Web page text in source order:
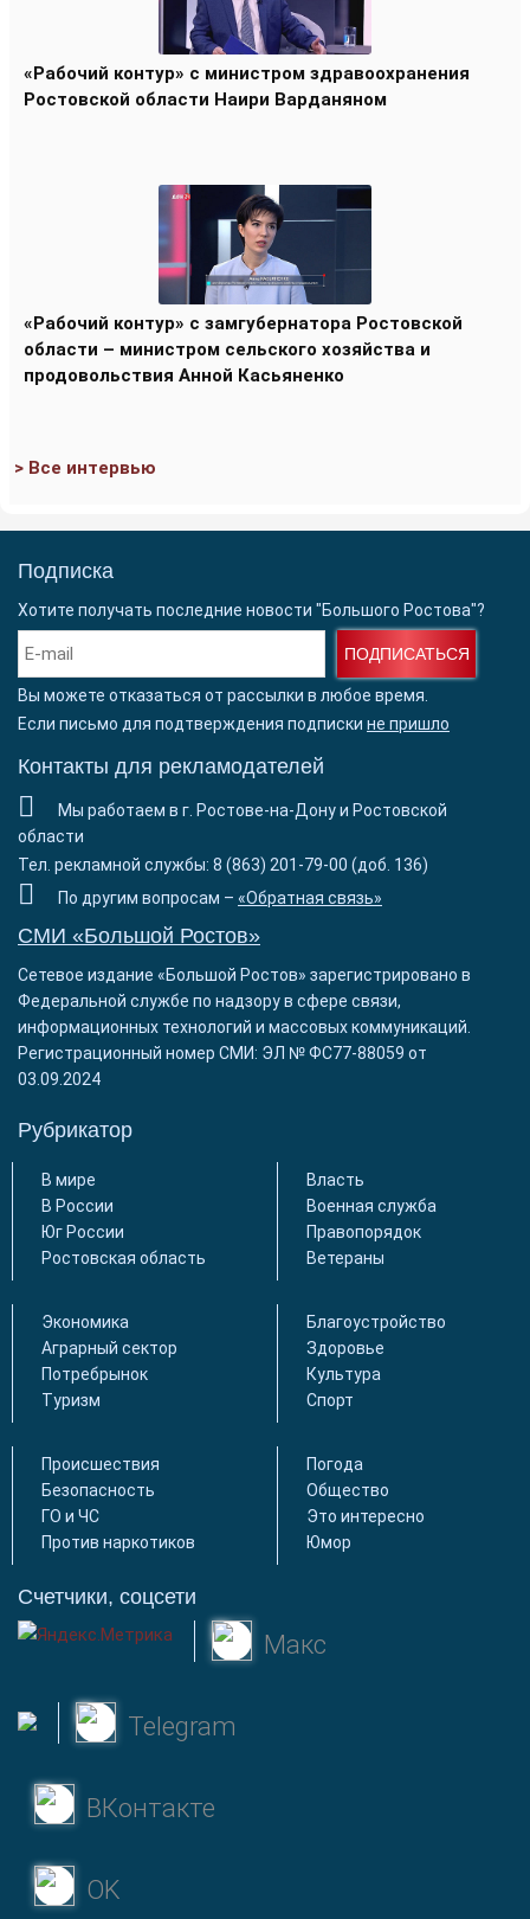
«Рабочий контур» с министром здравоохранения
Ростовской области Наири Варданяном
«Рабочий контур» с замгубернатора Ростовской
области – министром сельского хозяйства и
продовольствия Анной Касьяненко
> Все интервью
Подписка
Хотите получать последние новости "Большого Ростова"?
ПОДПИСАТЬСЯ
Вы можете отказаться от рассылки в любое время.
Если письмо для подтверждения подписки не пришло
Контакты для рекламодателей
Мы работаем в г. Ростове-на-Дону и Ростовской
области
Тел. рекламной службы: 8 (863) 201-79-00 (доб. 136)
По другим вопросам – «Обратная связь»
СМИ «Большой Ростов»
Сетевое издание «Большой Ростов» зарегистрировано в
Федеральной службе по надзору в сфере связи,
информационных технологий и массовых коммуникаций.
Регистрационный номер СМИ: ЭЛ № ФС77-88059 от
03.09.2024
Рубрикатор
В мире
В России
Юг России
Ростовская область
Власть
Военная служба
Правопорядок
Ветераны
Экономика
Аграрный сектор
Потребрынок
Туризм
Благоустройство
Здоровье
Культура
Спорт
Происшествия
Безопасность
ГО и ЧС
Против наркотиков
Погода
Общество
Это интересно
Юмор
Счетчики, соцсети
Макс
Telegram
ВКонтакте
OK